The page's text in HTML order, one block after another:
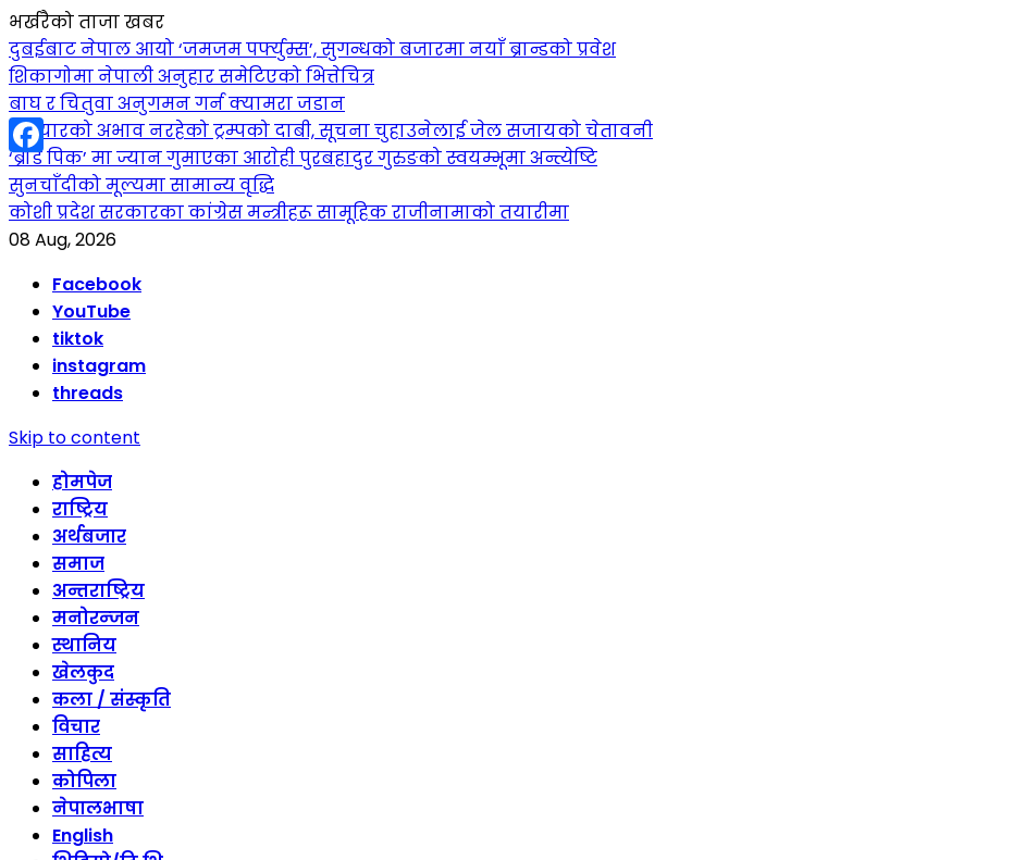
भर्खरैको ताजा खबर
दुबईबाट नेपाल आयो ‘जमजम पर्फ्युम्स’, सुगन्धको बजारमा नयाँ ब्रान्डको प्रवेश
शिकागोमा नेपाली अनुहार समेटिएको भित्तेचित्र
बाघ र चितुवा अनुगमन गर्न क्यामरा जडान
हतियारको अभाव नरहेको ट्रम्पको दाबी, सूचना चुहाउनेलाई जेल सजायको चेतावनी
‘ब्रोड पिक’ मा ज्यान गुमाएका आराेही पुरबहादुर गुरुङको स्वयम्भूमा अन्त्येष्टि
सुनचाँदीको मूल्यमा सामान्य वृद्धि
कोशी प्रदेश सरकारका कांग्रेस मन्त्रीहरू सामूहिक राजीनामाको तयारीमा
08 Aug, 2026
Facebook
YouTube
tiktok
instagram
threads
Skip to content
होमपेज
राष्ट्रिय
अर्थबजार
समाज
अन्तराष्ट्रिय
मनोरन्जन
स्थानिय
खेलकुद
कला / संस्कृति
विचार
साहित्य
कोपिला
नेपालभाषा
English
Facebook